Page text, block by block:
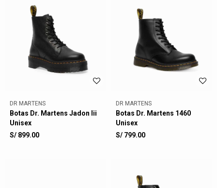
DR MARTENS
Botas Dr. Martens Jadon Iii
Unisex
S/ 899.00
DR MARTENS
Botas Dr. Martens 1460
Unisex
S/ 799.00